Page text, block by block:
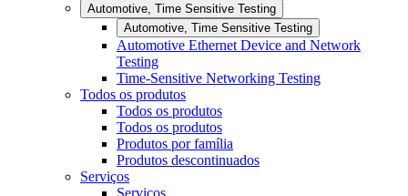
Automotive, Time Sensitive Testing
Automotive, Time Sensitive Testing
Automotive Ethernet Device and Network
Testing
Time-Sensitive Networking Testing
Todos os produtos
Todos os produtos
Todos os produtos
Produtos por família
Produtos descontinuados
Serviços